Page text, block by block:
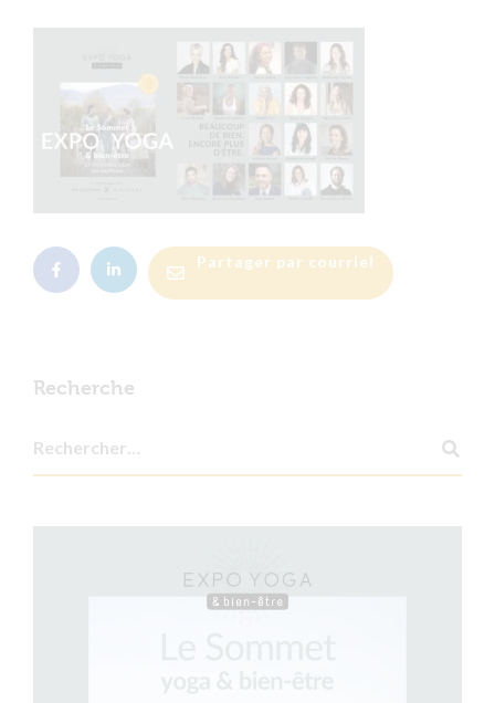
Partager par courriel
Recherche